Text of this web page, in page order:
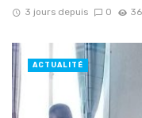
3 jours depuis 0
ACTUALITÉ